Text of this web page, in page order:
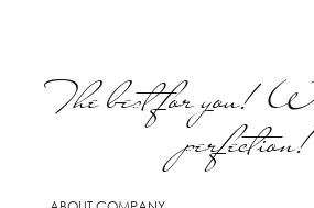
The best for you!
perfection!